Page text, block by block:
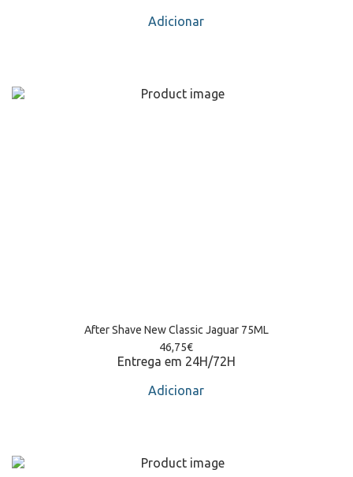
Adicionar
After Shave New Classic Jaguar 75ML
46,75€
Entrega em 24H/72H
Adicionar